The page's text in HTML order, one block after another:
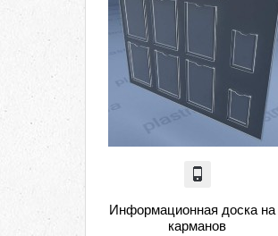
Информационная доска на
карманов